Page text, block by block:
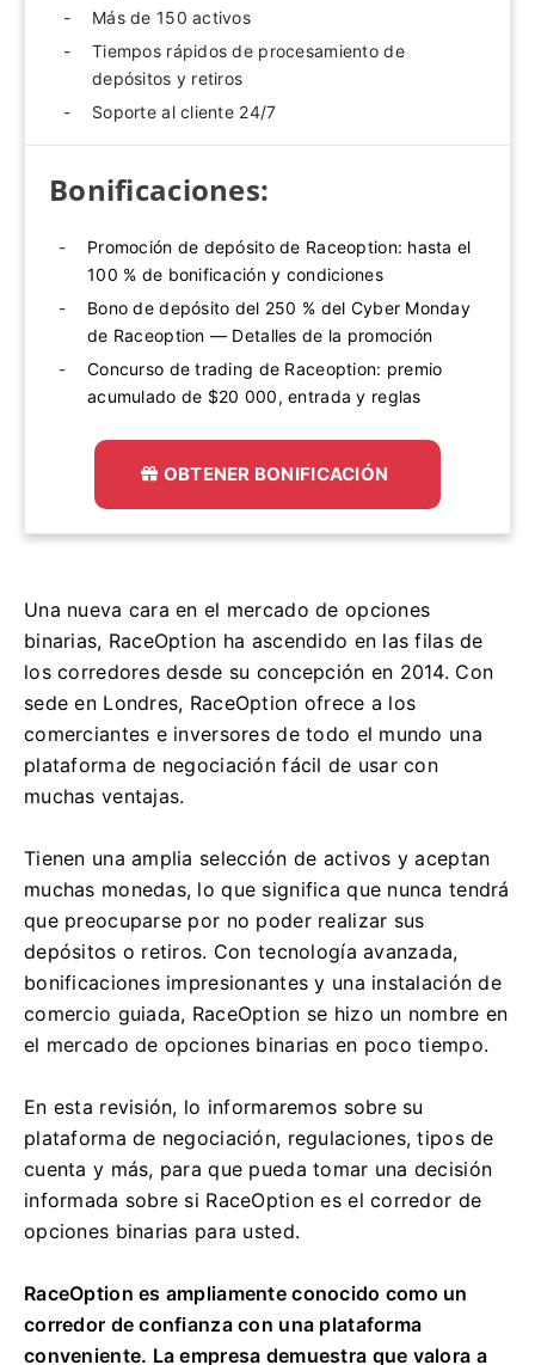
Más de 150 activos
Tiempos rápidos de procesamiento de
depósitos y retiros
Soporte al cliente 24/7
Bonificaciones:
Promoción de depósito de Raceoption: hasta el
100 % de bonificación y condiciones
Bono de depósito del 250 % del Cyber ​​Monday
de Raceoption — Detalles de la promoción
Concurso de trading de Raceoption: premio
acumulado de $20 000, entrada y reglas
OBTENER BONIFICACIÓN
Una nueva cara en el mercado de opciones
binarias, RaceOption ha ascendido en las filas de
los corredores desde su concepción en 2014. Con
sede en Londres, RaceOption ofrece a los
comerciantes e inversores de todo el mundo una
plataforma de negociación fácil de usar con
muchas ventajas.
Tienen una amplia selección de activos y aceptan
muchas monedas, lo que significa que nunca tendrá
que preocuparse por no poder realizar sus
depósitos o retiros. Con tecnología avanzada,
bonificaciones impresionantes y una instalación de
comercio guiada, RaceOption se hizo un nombre en
el mercado de opciones binarias en poco tiempo.
En esta revisión, lo informaremos sobre su
plataforma de negociación, regulaciones, tipos de
cuenta y más, para que pueda tomar una decisión
informada sobre si RaceOption es el corredor de
opciones binarias para usted.
RaceOption es ampliamente conocido como un
corredor de confianza con una plataforma
conveniente. La empresa demuestra que valora a